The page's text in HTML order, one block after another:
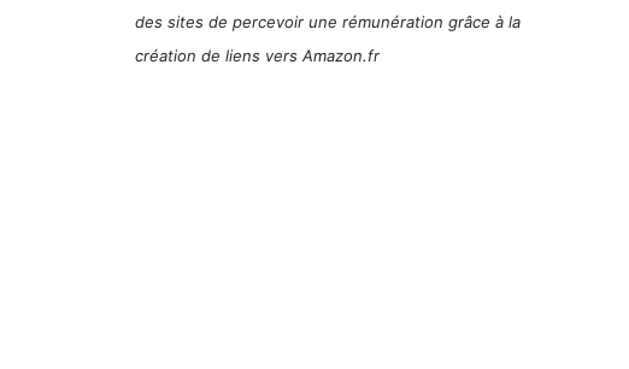
des sites de percevoir une rémunération grâce à la
création de liens vers Amazon.fr